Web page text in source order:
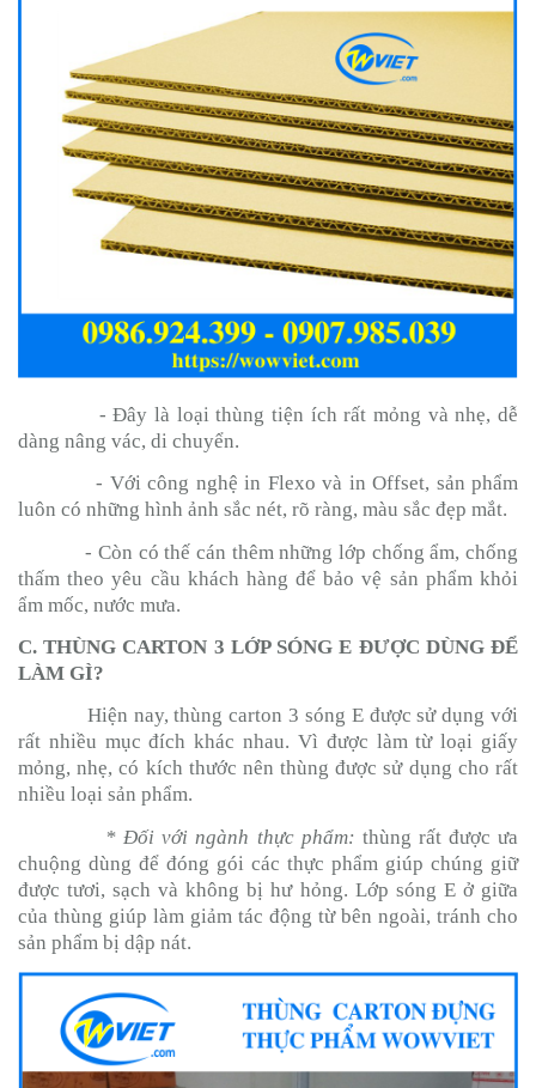
- Đây là loại thùng tiện ích rất mỏng và nhẹ, dễ
dàng nâng vác, di chuyển.
- Với công nghệ in Flexo và in Offset, sản phẩm
luôn có những hình ảnh sắc nét, rõ ràng, màu sắc đẹp mắt.
- Còn có thế cán thêm những lớp chống ẩm, chống
thấm theo yêu cầu khách hàng để bảo vệ sản phẩm khỏi
ẩm mốc, nước mưa.
C. THÙNG CARTON 3 LỚP SÓNG E ĐƯỢC DÙNG ĐỂ
LÀM GÌ?
Hiện nay, thùng carton 3 sóng E được sử dụng với
rất nhiều mục đích khác nhau. Vì được làm từ loại giấy
mỏng, nhẹ, có kích thước nên thùng được sử dụng cho rất
nhiều loại sản phẩm.
* Đối với ngành thực phẩm: thùng rất được ưa
chuộng dùng để đóng gói các thực phẩm giúp chúng giữ
được tươi, sạch và không bị hư hỏng. Lớp sóng E ở giữa
của thùng giúp làm giảm tác động từ bên ngoài, tránh cho
sản phẩm bị dập nát.